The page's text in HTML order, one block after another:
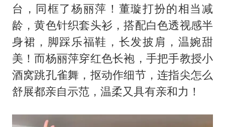
台，同框了杨丽萍！董璇打扮的相当减
龄，黄色针织套头衫，搭配白色透视感半
身裙，脚踩乐福鞋，长发披肩，温婉甜
美！而杨丽萍穿红色长袍，手把手教授小
酒窝跳孔雀舞，抠动作细节，连指尖怎么
舒展都亲自示范，温柔又具有亲和力！